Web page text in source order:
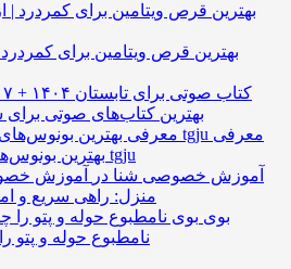
بهترین قرص ویتامین برای
۷ کتاب صوتی برای تابستان ۱۴۰۴ +
بهترین کتاب‌های صوتی
معرفی
بهترین بونوس‌های فارکس در سایت tgju
آموزش خصوصی شنا در
منزل: راهی سریع و
بوی
نامطبوع حوله و پتو